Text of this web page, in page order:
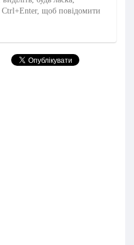
Ctrl+Enter, щоб повідомити